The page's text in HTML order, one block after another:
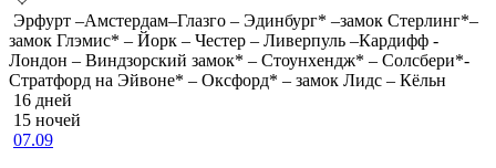
Эрфурт –Амстердам–Глазго – Эдинбург* –замок Стерлинг*–
замок Глэмис* – Йорк – Честер – Ливерпуль –Кардифф -
Лондон – Виндзорский замок* – Стоунхендж* – Солсбери*-
Стратфорд на Эйвоне* – Оксфорд* – замок Лидс – Кёльн
16 дней
15 ночей
07.09